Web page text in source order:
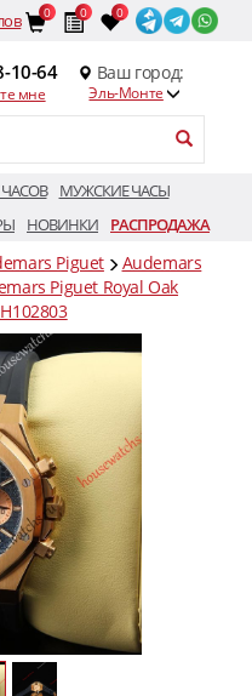
0 0 0
10-64
мне
Ваш город:
Эль-Монте
МУЖСКИЕ ЧАСЫ
НОВИНКИ РАСПРОДАЖА
Piguet
Audemars
Piguet Royal Oak